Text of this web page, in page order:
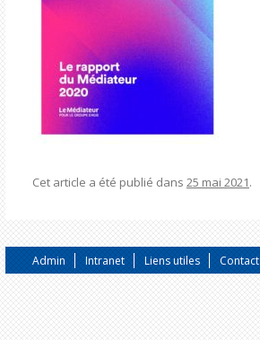
Cet article a été publié dans 25 mai 2021.
Admin Intranet Liens utiles Contact